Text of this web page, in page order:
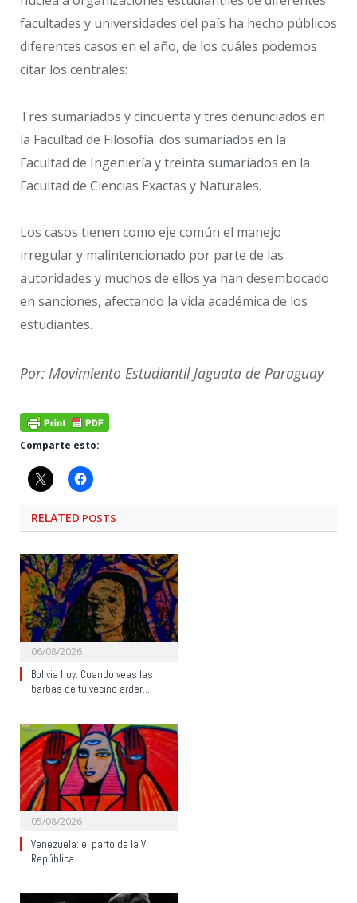
facultades y universidades del país ha hecho públicos
diferentes casos en el año, de los cuáles podemos
citar los centrales:
Tres sumariados y cincuenta y tres denunciados en
la Facultad de Filosofía. dos sumariados en la
Facultad de Ingeniería y treinta sumariados en la
Facultad de Ciencias Exactas y Naturales.
Los casos tienen como eje común el manejo
irregular y malintencionado por parte de las
autoridades y muchos de ellos ya han desembocado
en sanciones, afectando la vida académica de los
estudiantes.
Por: Movimiento Estudiantil Jaguata de Paraguay
Comparte esto:
RELATED POSTS
06/08/2026
Bolivia hoy: Cuando veas las
barbas de tu vecino arder…
05/08/2026
Venezuela: el parto de la VI
República